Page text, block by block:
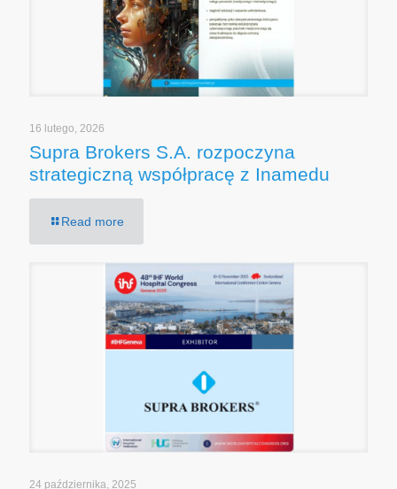
16 lutego, 2026
Supra Brokers S.A. rozpoczyna
strategiczną współpracę z Inamedu
Read more
24 października, 2025